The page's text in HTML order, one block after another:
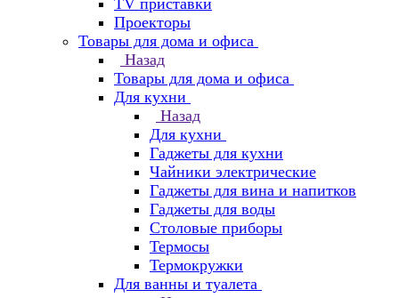
TV приставки
Проекторы
Товары для дома и офиса
Назад
Товары для дома и офиса
Для кухни
Назад
Для кухни
Гаджеты для кухни
Чайники электрические
Гаджеты для вина и напитков
Гаджеты для воды
Столовые приборы
Термосы
Термокружки
Для ванны и туалета